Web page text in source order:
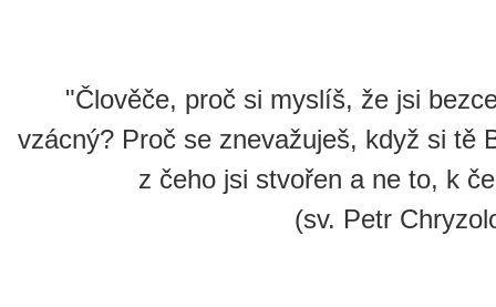
"Člověče, proč si myslíš, že jsi
vzácný? Proč se znevažuješ, když si tě
z čeho jsi stvořen a ne to, k
(sv. Petr